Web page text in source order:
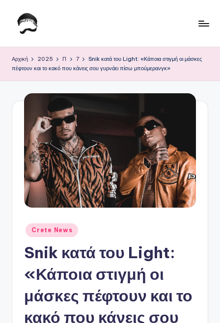
Μετάβαση
ο
Κ
Αρχική 2025 Π 7
Snik κατά του Light: «Κάποια στιγμή οι μάσκες
πέφτουν και το κακό που κάνεις σου γυρνάει πίσω μπούμερανγκ»
Αναρτήθηκε
σε
Crete News
Snik κατά του Light:
«Κάποια στιγμή οι
μάσκες πέφτουν και το
κακό που κάνεις σου